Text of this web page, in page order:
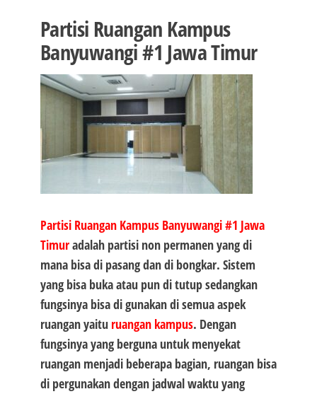
Partisi Ruangan Kampus
Banyuwangi #1 Jawa Timur
Partisi Ruangan Kampus Banyuwangi #1 Jawa
Timuradalah partisi non permanen yang di
mana bisa di pasang dan di bongkar. Sistem
yang bisa buka atau pun di tutup sedangkan
fungsinya bisa di gunakan di semua aspek
ruangan yaitu ruangan kampus. Dengan
fungsinya yang berguna untuk menyekat
ruangan menjadi beberapa bagian, ruangan bisa
di pergunakan dengan jadwal waktu yang